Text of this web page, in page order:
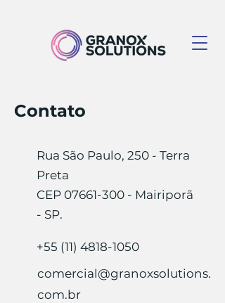
Contato
Rua São Paulo, 250 - Terra
Preta
CEP 07661-300 - Mairiporã
- SP.
+55 (11) 4818-1050
comercial@granoxsolutions.
com.br